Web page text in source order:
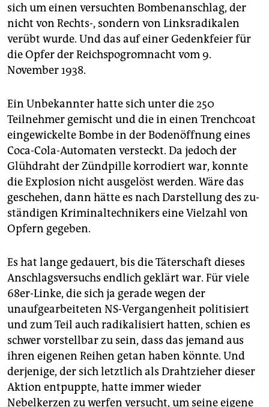
sich um einen versuchten Bombenanschlag, der
nicht von Rechts-, sondern von Linksradikalen
verübt wurde. Und das auf einer Gedenkfeier für
die Opfer der Reichspogromnacht vom 9.
November 1938.
Ein Unbekannter hatte sich unter die 250
Teilnehmer gemischt und die in einen Trenchcoat
eingewickelte Bombe in der Bodenöffnung eines
Coca-Cola-Automaten versteckt. Da jedoch der
Glühdraht der Zündpille korrodiert war, konnte
die Explosion nicht ausgelöst ­werden. Wäre das
geschehen, dann hätte es nach Darstellung des zu­
ständigen Kriminaltechnikers eine Vielzahl von
Opfern gegeben.
Es hat lange gedauert, bis die Täterschaft dieses
Anschlagsversuchs endlich geklärt war. Für viele
68er-Linke, die sich ja gerade wegen der
unaufgearbeiteten NS-Vergangenheit politisiert
und zum Teil auch radikalisiert hatten, schien es
schwer vorstellbar zu sein, dass das jemand aus
ihren eigenen Reihen getan haben könnte. Und
derjenige, der sich letztlich als Drahtzieher dieser
Aktion entpuppte, hatte immer wieder
Nebelkerzen zu werfen versucht, um seine eigene